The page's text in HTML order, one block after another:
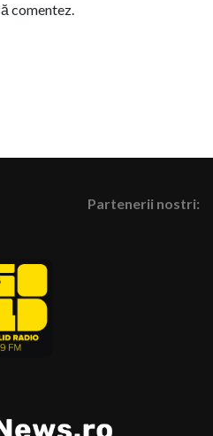
comentez.
Partenerii nostri: